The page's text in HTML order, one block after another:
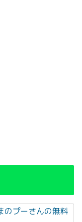
のプーさんの無料